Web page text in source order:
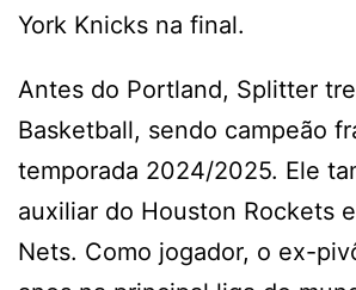
York Knicks na final.
Antes do Portland, Splitter
Basketball, sendo campeão
temporada 2024/2025. Ele
auxiliar do Houston Rockets
Nets. Como jogador, o ex-